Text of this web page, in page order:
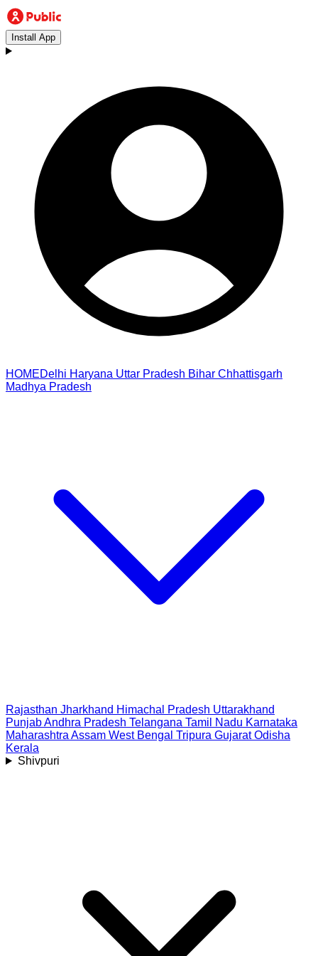
Install App
HOMEDelhi Haryana Uttar Pradesh Bihar Chhattisgarh
Madhya Pradesh
Rajasthan Jharkhand Himachal Pradesh Uttarakhand
PunjabAndhra Pradesh Telangana Tamil Nadu Karnataka
Maharashtra Assam West Bengal Tripura Gujarat Odisha
Kerala
Shivpuri